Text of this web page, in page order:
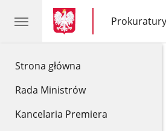
Strona główna
Rada Ministrów
Kancelaria Premiera
gov.pl
gov.pl
Prokuratury
gov.pl
Prokuratury